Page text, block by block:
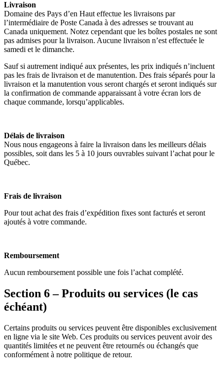
Livraison
Domaine des Pays d’en Haut effectue les livraisons par
l’intermédiaire de Poste Canada à des adresses se trouvant au
Canada uniquement. Notez cependant que les boîtes postales ne sont
pas admises pour la livraison. Aucune livraison n’est effectuée le
samedi et le dimanche.
Sauf si autrement indiqué aux présentes, les prix indiqués n’incluent
pas les frais de livraison et de manutention. Des frais séparés pour la
livraison et la manutention vous seront chargés et seront indiqués sur
la confirmation de commande apparaissant à votre écran lors de
chaque commande, lorsqu’applicables.
Délais de livraison
Nous nous engageons à faire la livraison dans les meilleurs délais
possibles, soit dans les 5 à 10 jours ouvrables suivant l’achat pour le
Québec.
Frais de livraison
Pour tout achat des frais d’expédition fixes sont facturés et seront
ajoutés à votre commande.
Remboursement
Aucun remboursement possible une fois l’achat complété.
Section 6 – Produits ou services (le cas
échéant)
Certains produits ou services peuvent être disponibles exclusivement
en ligne via le site Web. Ces produits ou services peuvent avoir des
quantités limitées et ne peuvent être retournés ou échangés que
conformément à notre politique de retour.